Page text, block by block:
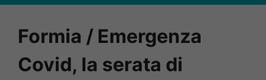
Formia / Emergenza
Covid, la serata di